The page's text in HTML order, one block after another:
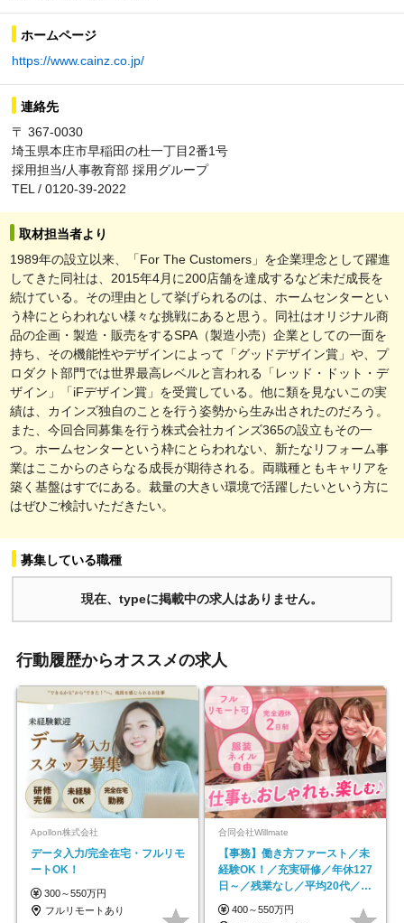
ホームページ
https://www.cainz.co.jp/
連絡先
〒 367-0030
埼玉県本庄市早稲田の杜一丁目2番1号
採用担当/人事教育部 採用グループ
TEL / 0120-39-2022
取材担当者より
1989年の設立以来、「For The Customers」を企業理念として躍進
してきた同社は、2015年4月に200店舗を達成するなど未だ成長を
続けている。その理由として挙げられるのは、ホームセンターとい
う枠にとらわれない様々な挑戦にあると思う。同社はオリジナル商
品の企画・製造・販売をするSPA（製造小売）企業としての一面を
持ち、その機能性やデザインによって「グッドデザイン賞」や、プ
ロダクト部門では世界最高レベルと言われる「レッド・ドット・デ
ザイン」「iFデザイン賞」を受賞している。他に類を見ないこの実
績は、カインズ独自のことを行う姿勢から生み出されたのだろう。
また、今回合同募集を行う株式会社カインズ365の設立もその一
つ。ホームセンターという枠にとらわれない、新たなリフォーム事
業はここからのさらなる成長が期待される。両職種ともキャリアを
築く基盤はすでにある。裁量の大きい環境で活躍したいという方に
はぜひご検討いただきたい。
募集している職種
現在、typeに掲載中の求人はありません。
行動履歴からオススメの求人
Apollon株式会社
データ入力/完全在宅・フルリモ
ートOK！
300～550万円
フルリモートあり
合同会社Willmate
【事務】働き方ファースト／未
経験OK！／充実研修／年休127
日～／残業なし／平均20代／リ
モートOK
400～550万円